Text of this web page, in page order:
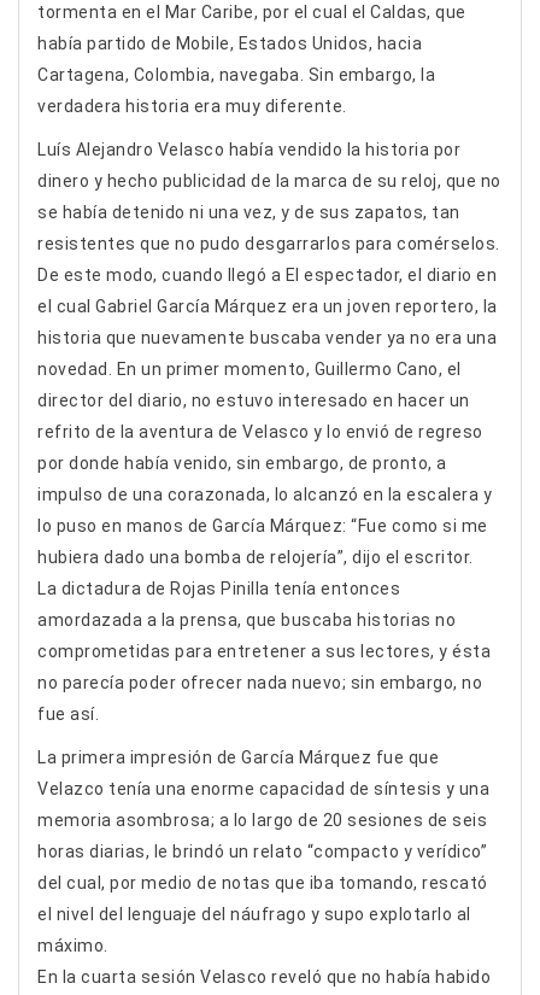
tormenta en el Mar Caribe, por el cual el Caldas, que
había partido de Mobile, Estados Unidos, hacia
Cartagena, Colombia, navegaba. Sin embargo, la
verdadera historia era muy diferente.
Luís Alejandro Velasco había vendido la historia por
dinero y hecho publicidad de la marca de su reloj, que no
se había detenido ni una vez, y de sus zapatos, tan
resistentes que no pudo desgarrarlos para comérselos.
De este modo, cuando llegó a El espectador, el diario en
el cual Gabriel García Márquez era un joven reportero, la
historia que nuevamente buscaba vender ya no era una
novedad. En un primer momento, Guillermo Cano, el
director del diario, no estuvo interesado en hacer un
refrito de la aventura de Velasco y lo envió de regreso
por donde había venido, sin embargo, de pronto, a
impulso de una corazonada, lo alcanzó en la escalera y
lo puso en manos de García Márquez: “Fue como si me
hubiera dado una bomba de relojería”, dijo el escritor.
La dictadura de Rojas Pinilla tenía entonces
amordazada a la prensa, que buscaba historias no
comprometidas para entretener a sus lectores, y ésta
no parecía poder ofrecer nada nuevo; sin embargo, no
fue así.
La primera impresión de García Márquez fue que
Velazco tenía una enorme capacidad de síntesis y una
memoria asombrosa; a lo largo de 20 sesiones de seis
horas diarias, le brindó un relato “compacto y verídico”
del cual, por medio de notas que iba tomando, rescató
el nivel del lenguaje del náufrago y supo explotarlo al
máximo.
En la cuarta sesión Velasco reveló que no había habido